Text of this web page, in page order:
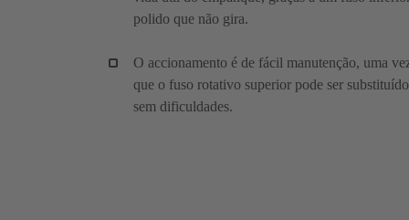
polido que não gira.
O accionamento é de fácil manutenção, uma
que o fuso rotativo superior pode ser substituído
sem dificuldades.